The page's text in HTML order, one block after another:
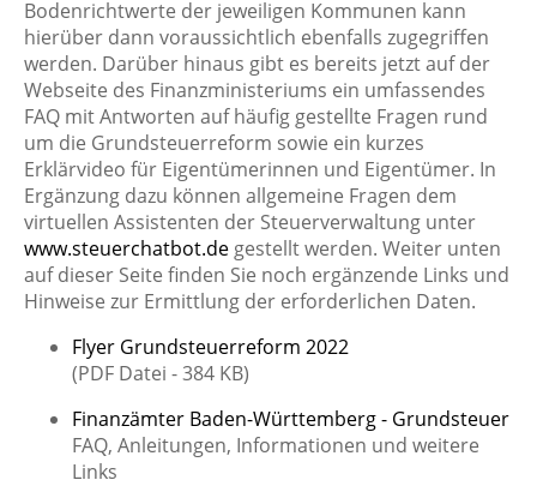
Bodenrichtwerte der jeweiligen Kommunen kann
hierüber dann voraussichtlich ebenfalls zugegriffen
werden. Darüber hinaus gibt es bereits jetzt auf der
Webseite des Finanzministeriums ein umfassendes
FAQ mit Antworten auf häufig gestellte Fragen rund
um die Grundsteuerreform sowie ein kurzes
Erklärvideo für Eigentümerinnen und Eigentümer. In
Ergänzung dazu können allgemeine Fragen dem
virtuellen Assistenten der Steuerverwaltung unter
www.steuerchatbot.de gestellt werden. Weiter unten
auf dieser Seite finden Sie noch ergänzende Links und
Hinweise zur Ermittlung der erforderlichen Daten.
Flyer Grundsteuerreform 2022
(PDF Datei - 384 KB)
Finanzämter Baden-Württemberg - Grundsteuer
FAQ, Anleitungen, Informationen und weitere
Links